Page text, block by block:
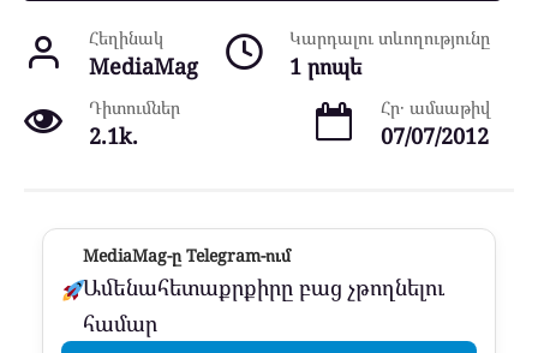
Հեղինակ
MediaMag
Կարդալու տևողությունը
1 րոպե
Դիտումներ
2.1k.
Հր․ ամսաթիվ
07/07/2012
MediaMag-ը Telegram-ում
Ամենահետաքրքիրը բաց չթողնելու
համար